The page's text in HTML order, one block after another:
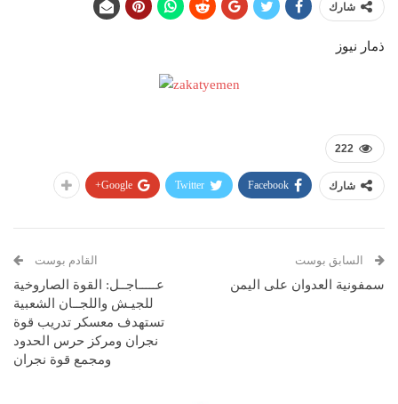
شارك
ذمار نيوز
222
شارك Facebook
Twitter
Google+
السابق بوست
سمفونية العدوان على اليمن
القادم بوست
عـــــاجــل: القوة الصاروخية
للجيـش واللجــان الشعبية
تستهدف معسكر تدريب قوة
نجران ومركز حرس الحدود
ومجمع قوة نجران